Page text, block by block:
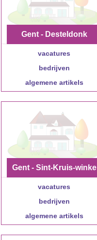
Gent - Desteldonk
vacatures
bedrijven
algemene artikels
Gent - Sint-Kruis-winke
l
vacatures
bedrijven
algemene artikels